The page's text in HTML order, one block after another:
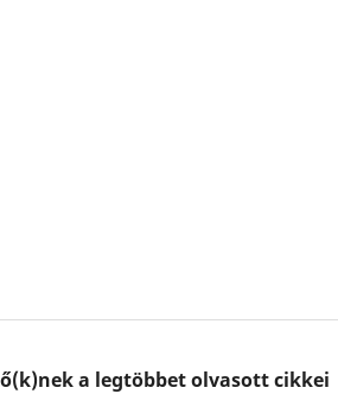
a legtöbbet olvasott cikkei